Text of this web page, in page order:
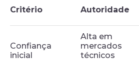
Critério Autoridade
Confiança
inicial
Alta em
mercados
técnicos